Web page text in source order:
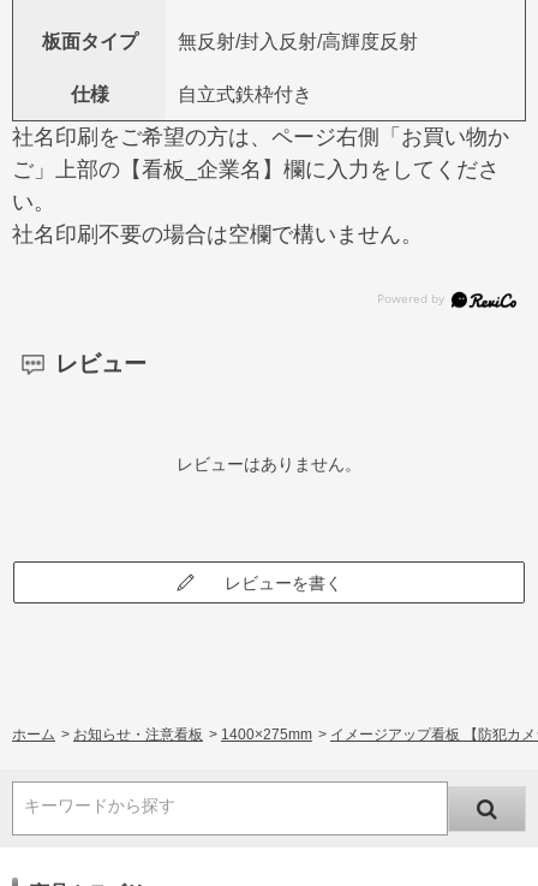
板面タイプ 無反射/封入反射/高輝度反射
仕様 自立式鉄枠付き
社名印刷をご希望の方は、ページ右側「お買い物か
ご」上部の【看板_企業名】欄に入力をしてくださ
い。
社名印刷不要の場合は空欄で構いません。
レビュー
レビューはありません。
レビューを書く
ホーム > お知らせ・注意看板 > 1400×275mm > イメージアップ看板 【防犯カ
キーワードから探す